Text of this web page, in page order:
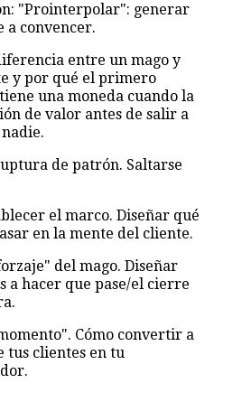
"Prointerpolar": generar
a convencer.
entre un mago y
y por qué el primero
una moneda cuando la
de valor antes de salir a
de patrón. Saltarse
el marco. Diseñar qué
en la mente del cliente.
del mago. Diseñar
a hacer que pase/el cierre
Cómo convertir a
tus clientes en tu